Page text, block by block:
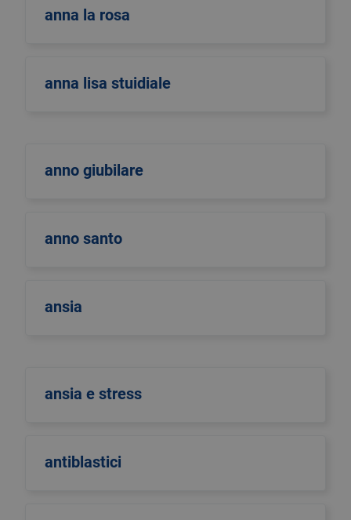
anna la rosa
anna lisa stuidiale
anno giubilare
anno santo
ansia
ansia e stress
antiblastici